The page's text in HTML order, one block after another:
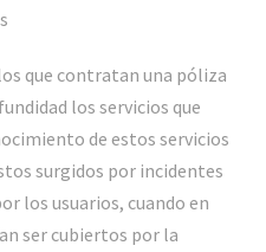
que contratan una póliza
los servicios que
de estos servicios
surgidos por incidentes
los usuarios, cuando en
ser cubiertos por la